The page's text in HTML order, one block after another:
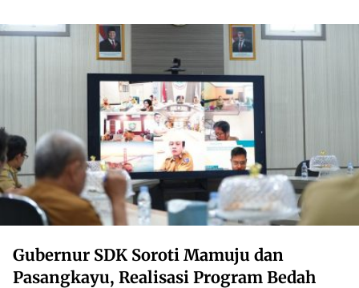
Gubernur SDK Soroti Mamuju dan
Pasangkayu, Realisasi Program Bedah